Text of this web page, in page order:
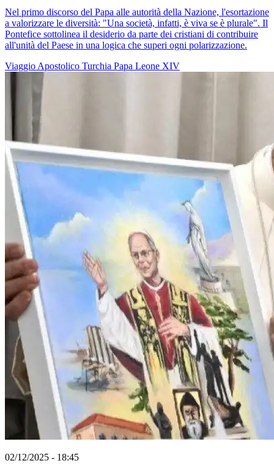
Nel primo discorso del Papa alle autorità della Nazione, l'esortazione
a valorizzare le diversità: "Una società, infatti, è viva se è plurale". Il
Pontefice sottolinea il desiderio da parte dei cristiani di contribuire
all'unità del Paese in una logica che superi ogni polarizzazione.
Viaggio Apostolico Turchia Papa Leone XIV
02/12/2025 - 18:45